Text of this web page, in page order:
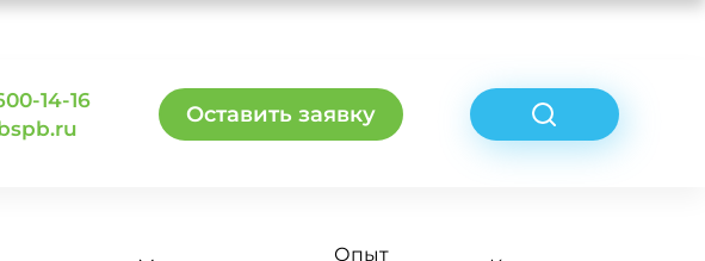
14-16
Оставить заявку
Опыт